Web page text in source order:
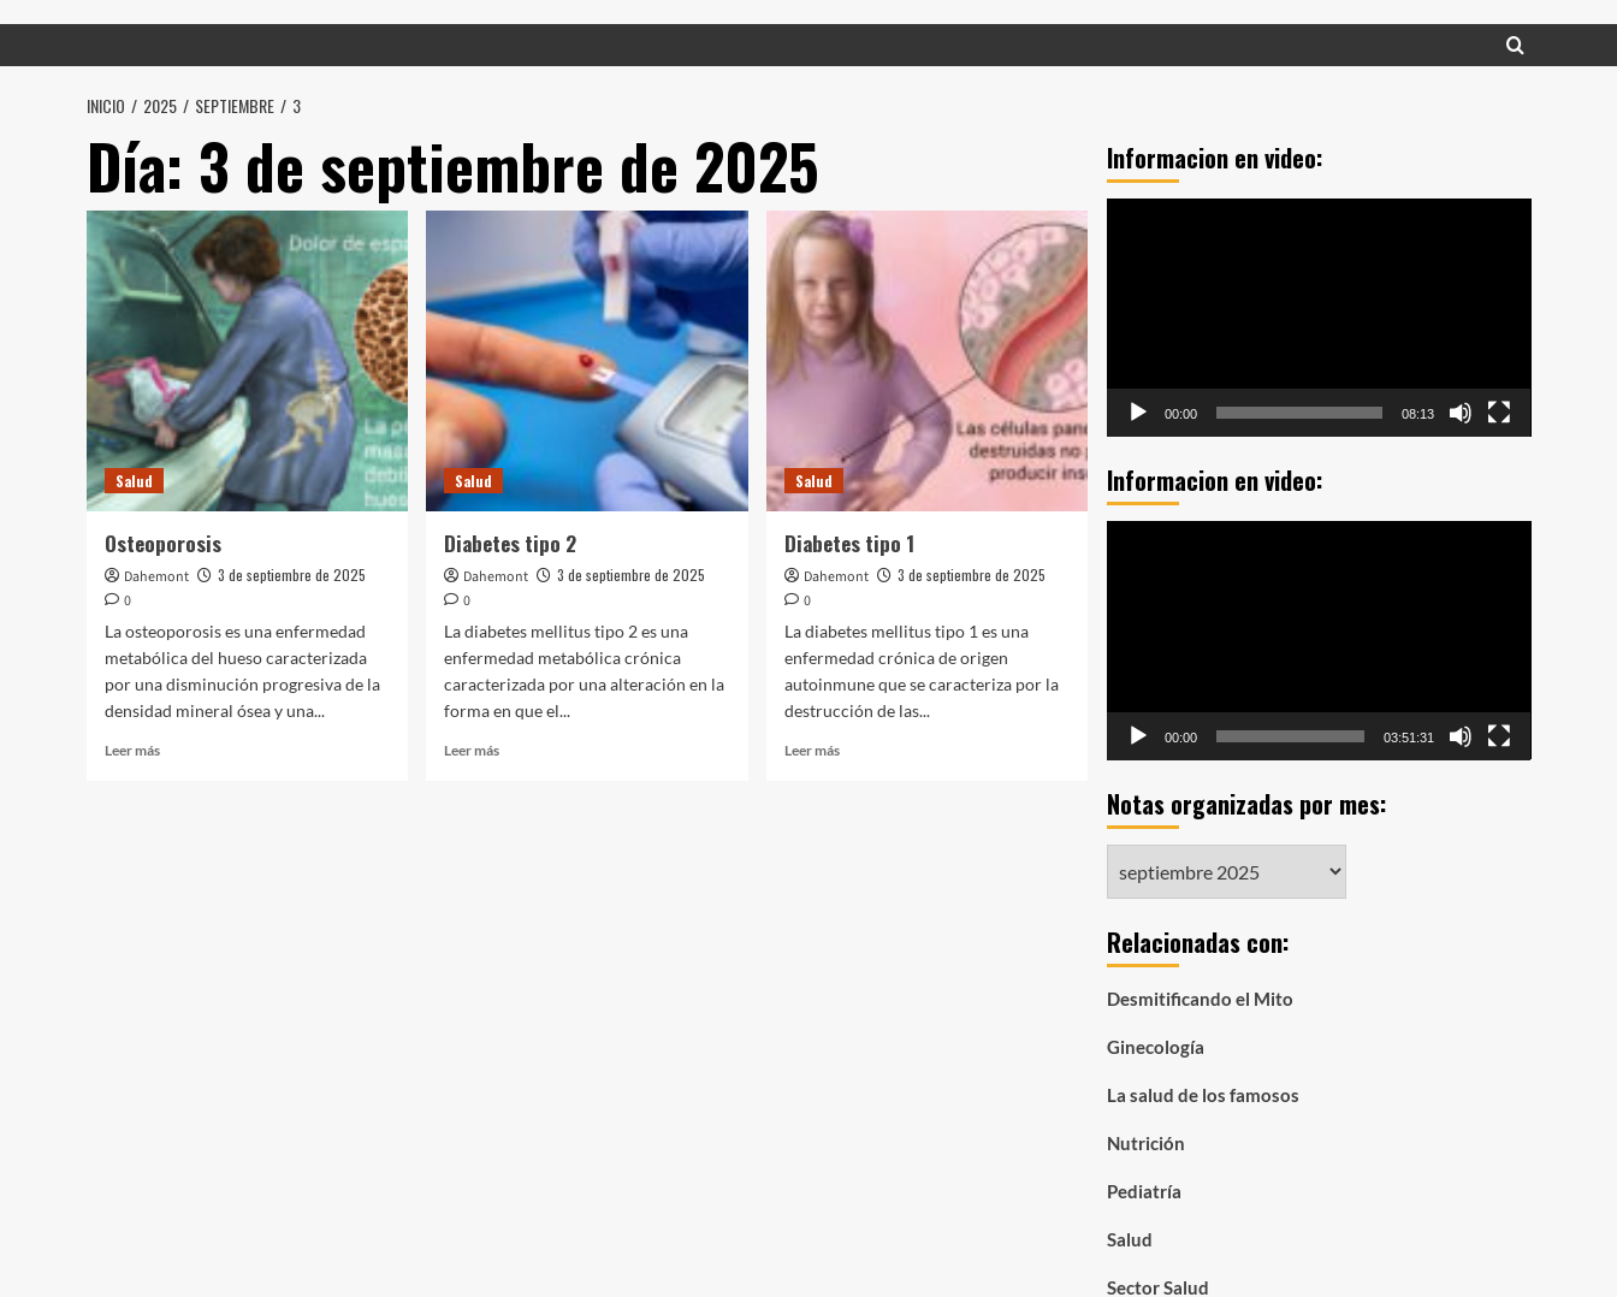
INICIO 2025 SEPTIEMBRE 3
Día: 3 de septiembre de 2025
Salud
Osteoporosis
Dahemont
3 de septiembre de 2025
0
La osteoporosis es una enfermedad
metabólica del hueso caracterizada
por una disminución progresiva de la
densidad mineral ósea y una...
Leer másLeer
Salud
Diabetes tipo 2
Dahemont
3 de septiembre de 2025
0
La diabetes mellitus tipo 2 es una
enfermedad metabólica crónica
caracterizada por una alteración en la
forma en que el...
Leer másLeer
Salud
Diabetes tipo 1
Dahemont
3 de septiembre de 2025
0
La diabetes mellitus tipo 1 es una
enfermedad crónica de origen
autoinmune que se caracteriza por la
destrucción de las...
Leer másLeer
Informacion en video:
00:00 08:13
Informacion en video:
00:00 03:51:31
Notas organizadas por mes:
organizadas
mes:
Relacionadas con:
Desmitificando el Mito
Ginecología
La salud de los famosos
Nutrición
Pediatría
Salud
Sector Salud